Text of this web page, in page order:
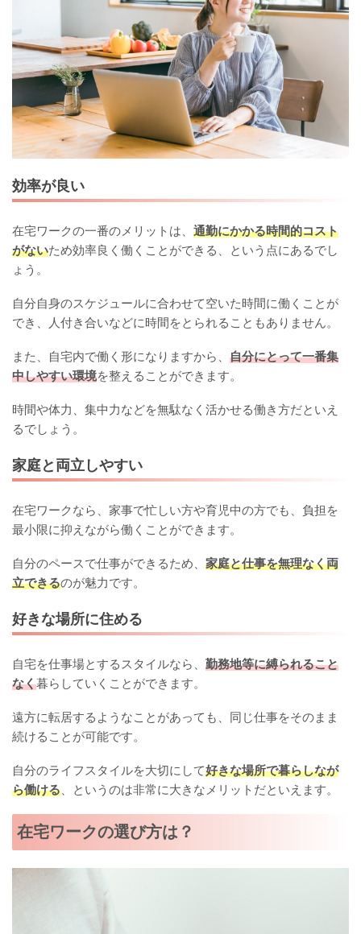
効率が良い
在宅ワークの一番のメリットは、 通勤にかかる時間的コスト
がないため効率良く働くことができる、という点にあるでし
ょう。
自分自身のスケジュールに合わせて空いた時間に働くことが
でき、人付き合いなどに時間をとられることもありません。
また、自宅内で働く形になりますから、 自分にとって一番集
中しやすい環境を整えることができます。
時間や体力、集中力などを無駄なく活かせる働き方だといえ
るでしょう。
家庭と両立しやすい
在宅ワークなら、家事で忙しい方や育児中の方でも、負担を
最小限に抑えながら働くことができます。
自分のペースで仕事ができるため、 家庭と仕事を無理なく両
立できるのが魅力です。
好きな場所に住める
自宅を仕事場とするスタイルなら、 勤務地等に縛られること
なく暮らしていくことができます。
遠方に転居するようなことがあっても、同じ仕事をそのまま
続けることが可能です。
自分のライフスタイルを大切にして好きな場所で暮らしなが
ら働ける、というのは非常に大きなメリットだといえます。
在宅ワークの選び方は？